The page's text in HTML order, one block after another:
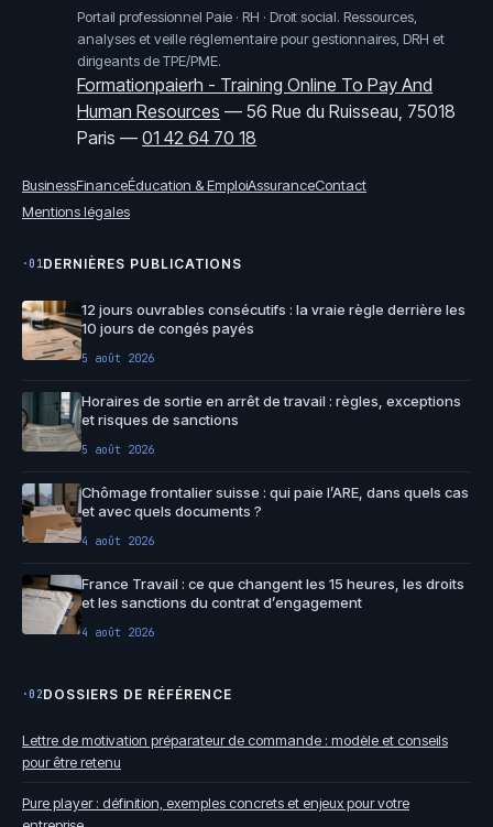
Portail professionnel Paie · RH · Droit social. Ressources,
analyses et veille réglementaire pour gestionnaires, DRH et
dirigeants de TPE/PME.
Formationpaierh - Training Online To Pay And
Human Resources —56 Rue du Ruisseau, 75018
Paris —01 42 64 70 18
BusinessFinanceÉducation & EmploiAssuranceContact
Mentions légales
·01DERNIÈRES PUBLICATIONS
12 jours ouvrables consécutifs : la vraie règle derrière les
10 jours de congés payés
5 août 2026
Horaires de sortie en arrêt de travail : règles, exceptions
et risques de sanctions
5 août 2026
Chômage frontalier suisse : qui paie l’ARE, dans quels cas
et avec quels documents ?
4 août 2026
France Travail : ce que changent les 15 heures, les droits
et les sanctions du contrat d’engagement
4 août 2026
·02DOSSIERS DE RÉFÉRENCE
Lettre de motivation préparateur de commande : modèle et conseils
pour être retenu
Pure player : définition, exemples concrets et enjeux pour votre